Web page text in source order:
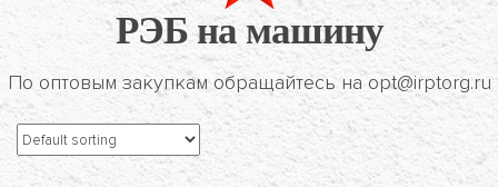
РЭБ на машину
По оптовым закупкам обращайтесь на opt@irptorg.ru